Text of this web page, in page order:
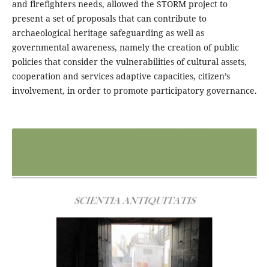
and firefighters needs, allowed the STORM project to
present a set of proposals that can contribute to
archaeological heritage safeguarding as well as
governmental awareness, namely the creation of public
policies that consider the vulnerabilities of cultural assets,
cooperation and services adaptive capacities, citizen’s
involvement, in order to promote participatory governance.